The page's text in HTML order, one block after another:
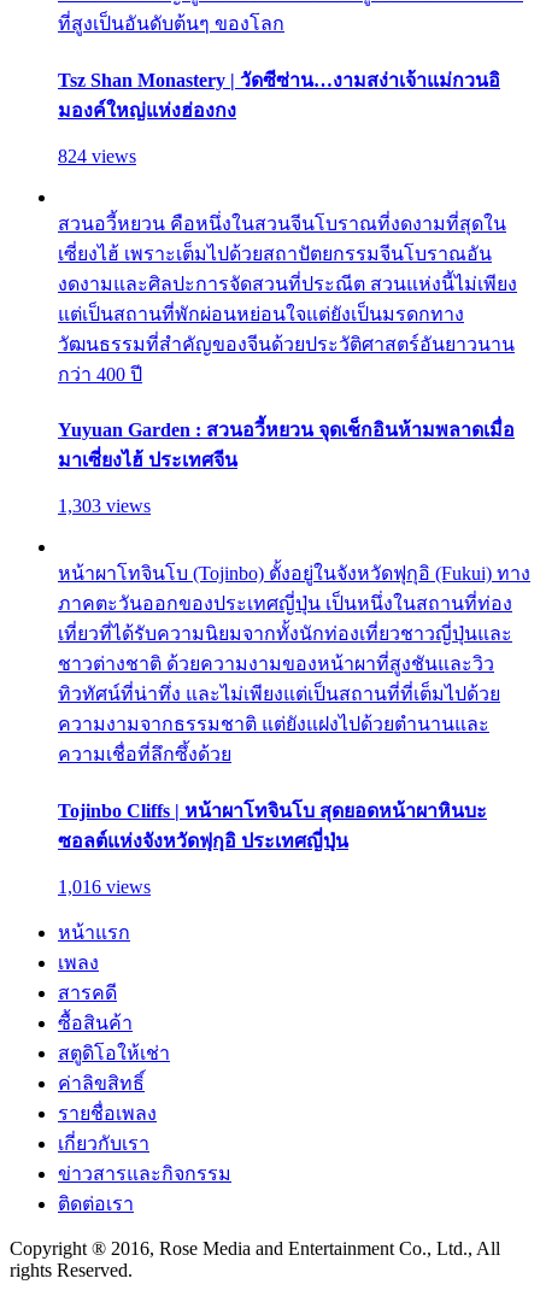
ที่สูงเป็นอันดับต้นๆ ของโลก
Tsz Shan Monastery | วัดซีซ่าน…งามสง่าเจ้าแม่กวนอิ
มองค์ใหญ่แห่งฮ่องกง
824 views
สวนอวี้หยวน คือหนึ่งในสวนจีนโบราณที่งดงามที่สุดใน
เซี่ยงไฮ้ เพราะเต็มไปด้วยสถาปัตยกรรมจีนโบราณอัน
งดงามและศิลปะการจัดสวนที่ประณีต สวนแห่งนี้ไม่เพียง
แต่เป็นสถานที่พักผ่อนหย่อนใจแต่ยังเป็นมรดกทาง
วัฒนธรรมที่สำคัญของจีนด้วยประวัติศาสตร์อันยาวนาน
กว่า 400 ปี
Yuyuan Garden : สวนอวี้หยวน จุดเช็กอินห้ามพลาดเมื่อ
มาเซี่ยงไฮ้ ประเทศจีน
1,303 views
หน้าผาโทจินโบ (Tojinbo) ตั้งอยู่ในจังหวัดฟุกุอิ (Fukui) ทาง
ภาคตะวันออกของประเทศญี่ปุ่น เป็นหนึ่งในสถานที่ท่อง
เที่ยวที่ได้รับความนิยมจากทั้งนักท่องเที่ยวชาวญี่ปุ่นและ
ชาวต่างชาติ ด้วยความงามของหน้าผาที่สูงชันและวิว
ทิวทัศน์ที่น่าทึ่ง และไม่เพียงแต่เป็นสถานที่ที่เต็มไปด้วย
ความงามจากธรรมชาติ แต่ยังแฝงไปด้วยตำนานและ
ความเชื่อที่ลึกซึ้งด้วย
Tojinbo Cliffs | หน้าผาโทจินโบ สุดยอดหน้าผาหินบะ
ซอลต์แห่งจังหวัดฟุกุอิ ประเทศญี่ปุ่น
1,016 views
หน้าแรก
เพลง
สารคดี
ซื้อสินค้า
สตูดิโอให้เช่า
ค่าลิขสิทธิ์
รายชื่อเพลง
เกี่ยวกับเรา
ข่าวสารและกิจกรรม
ติดต่อเรา
Copyright ® 2016, Rose Media and Entertainment Co., Ltd., All
rights Reserved.